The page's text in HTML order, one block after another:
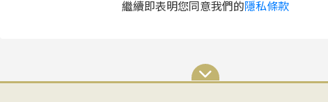
繼續即表明您同意我們的隱私條款